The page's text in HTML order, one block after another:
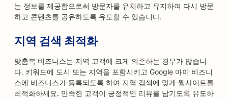
는 정보를 제공함으로써 방문자를 유치하고 유지하여 다시 방문
하고 콘텐츠를 공유하도록 유도할 수 있습니다.
지역 검색 최적화
맞춤복 비즈니스는 지역 고객에 크게 의존하는 경우가 많습니
다. 키워드에 도시 또는 지역을 포함시키고 Google 마이 비즈니
스에 비즈니스가 등록되도록 하여 지역 검색에 맞게 웹사이트를
최적화하세요. 만족한 고객이 긍정적인 리뷰를 남기도록 유도하